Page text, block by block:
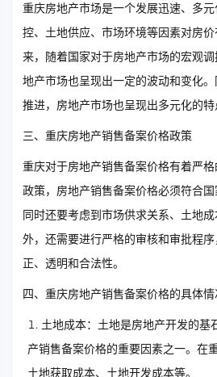
重庆房地产市场是一个发展迅速、多
控、土地供应、市场环境等因素对房
来，随着国家对于房地产市场的宏观
地产市场也呈现出一定的波动和变化
推进，房地产市场也呈现出多元化的特
三、重庆房地产销售备案价格政策
重庆对于房地产销售备案价格有着严
政策，房地产销售备案价格必须符合国
同时还要考虑到市场供求关系、土地
外，还需要进行严格的审核和审批程
正、透明和合法性。
四、重庆房地产销售备案价格的具体
土地成本：土地是房地产开发的基
产销售备案价格的重要因素之一。在
土地获取成本、土地开发成本等。